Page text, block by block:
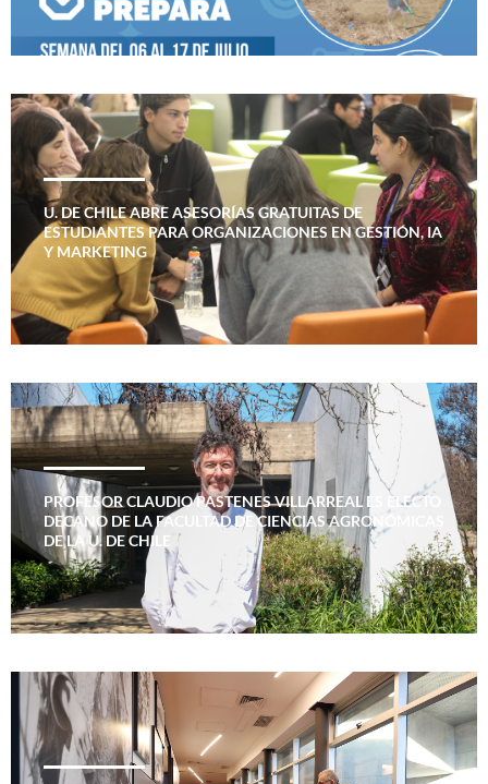
U. DE CHILE ABRE ASESORÍAS GRATUITAS DE
ESTUDIANTES PARA ORGANIZACIONES EN GESTIÓN, IA
Y MARKETING
PROFESOR CLAUDIO PASTENES VILLARREAL ES ELECTO
DECANO DE LA FACULTAD DE CIENCIAS AGRONÓMICAS
DE LA U. DE CHILE